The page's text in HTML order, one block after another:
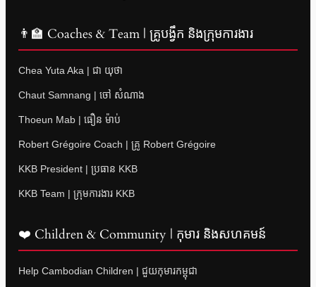
👨‍🏫 Coaches & Team | គ្រូបង្វឹក និងក្រុមការងារ
Chea Yuta Aka | ជា យុថា
Chaut Samnang | ចៅ សំណាង
Thoeun Mab | ធឿន ម៉ាប់
Robert Grégoire Coach | គ្រូ Robert Grégoire
KKB President | ប្រធាន KKB
KKB Team | ក្រុមការងារ KKB
❤️ Children & Community | កុមារ និងសហគមន៍
Help Cambodian Children | ជួយកុមារកម្ពុជា